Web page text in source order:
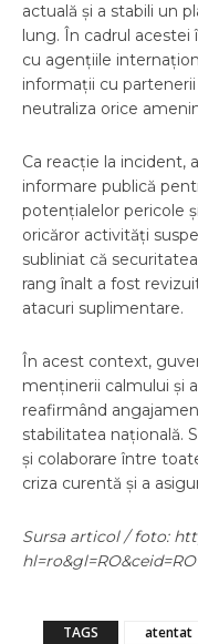
actuală și a stabili un
lung. În cadrul acestei
cu agențiile
informații cu
neutraliza orice
Ca reacție la incident,
informare publică
potențialelor pericole
oricăror activități
subliniat că
rang înalt a fost
atacuri suplimentare.
În acest context,
menținerii calmului și
reafirmând
stabilitatea națională.
și colaborare între
criza curentă și a
Sursa articol / foto:
TAGS atentat